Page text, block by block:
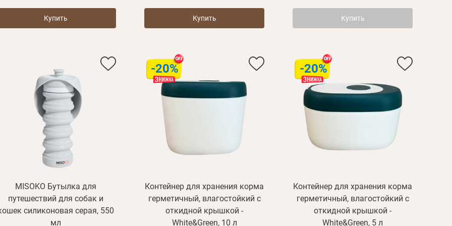
Купить Купить Купить
MISOKO Бутылка для
путешествий для собак и
силиконовая серая, 550
мл
-20%
Контейнер для хранения корма
герметичный, влагостойкий с
откидной крышкой -
White&Green, 10 л
-20%
Контейнер для хранения корма
герметичный, влагостойкий с
откидной крышкой -
White&Green, 5 л
Новый пароль
E mail
Пароль
Забыли пароль?
Эл.
Пароль
Пароль
E mail